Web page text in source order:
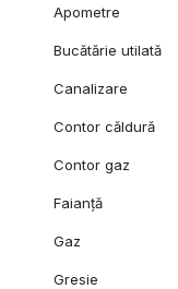
Apometre
Bucătărie utilată
Canalizare
Contor căldură
Contor gaz
Faianță
Gaz
Gresie